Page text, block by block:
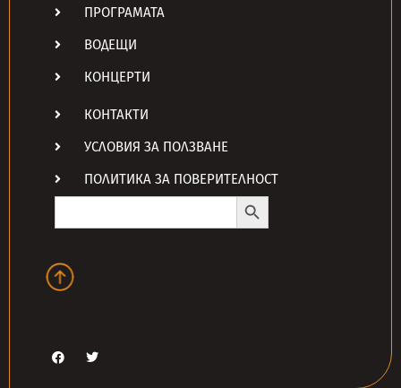
ПРОГРАМАТА
ВОДЕЩИ
КОНЦЕРТИ
КОНТАКТИ
УСЛОВИЯ ЗА ПОЛЗВАНЕ
ПОЛИТИКА ЗА ПОВЕРИТЕЛНОСТ
Search
Search Button